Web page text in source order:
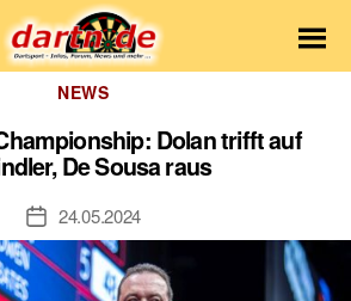
Dartn.de
Kategorien
NEWS
Dolan trifft auf
De Sousa raus
Veröffentlichungsdatum
24.05.2024